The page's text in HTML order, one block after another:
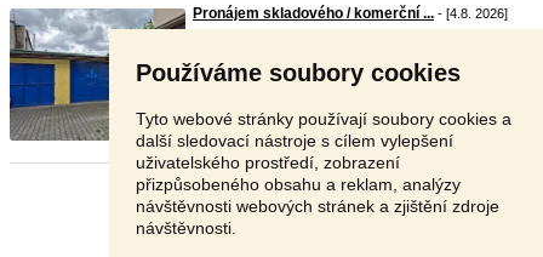
Používáme soubory cookies
Tyto webové stránky používají soubory cookies a
další sledovací nástroje s cílem vylepšení
uživatelského prostředí, zobrazení
přizpůsobeného obsahu a reklam, analýzy
návštěvnosti webových stránek a zjištění zdroje
návštěvnosti.
Pronájem skladového / komerční ... - [4.8. 2026]
24 000 Kč
Stránka: 1 2 3 Další